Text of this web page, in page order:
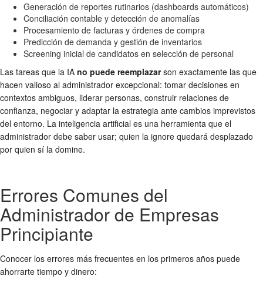
Generación de reportes rutinarios (dashboards automáticos)
Conciliación contable y detección de anomalías
Procesamiento de facturas y órdenes de compra
Predicción de demanda y gestión de inventarios
Screening inicial de candidatos en selección de personal
Las tareas que la IA no puede reemplazarson exactamente las que
hacen valioso al administrador excepcional: tomar decisiones en
contextos ambiguos, liderar personas, construir relaciones de
confianza, negociar y adaptar la estrategia ante cambios imprevistos
del entorno. La inteligencia artificial es una herramienta que el
administrador debe saber usar; quien la ignore quedará desplazado
por quien sí la domine.
Errores Comunes del
Administrador de Empresas
Principiante
Conocer los errores más frecuentes en los primeros años puede
ahorrarte tiempo y dinero: